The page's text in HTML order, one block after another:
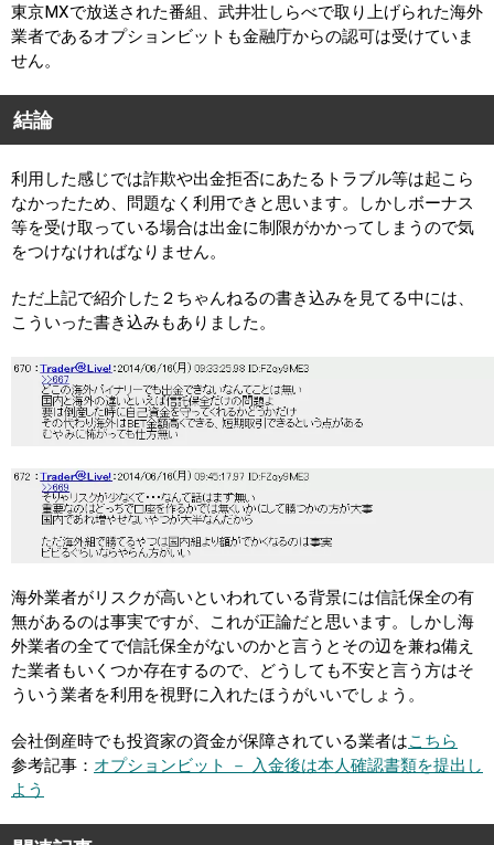
東京MXで放送された番組、武井壮しらべで取り上げられた海外
業者であるオプションビットも金融庁からの認可は受けていま
せん。
結論
利用した感じでは詐欺や出金拒否にあたるトラブル等は起こら
なかったため、問題なく利用できと思います。しかしボーナス
等を受け取っている場合は出金に制限がかかってしまうので気
をつけなければなりません。
ただ上記で紹介した２ちゃんねるの書き込みを見てる中には、
こういった書き込みもありました。
海外業者がリスクが高いといわれている背景には信託保全の有
無があるのは事実ですが、これが正論だと思います。しかし海
外業者の全てで信託保全がないのかと言うとその辺を兼ね備え
た業者もいくつか存在するので、どうしても不安と言う方はそ
ういう業者を利用を視野に入れたほうがいいでしょう。
会社倒産時でも投資家の資金が保障されている業者はこちら
参考記事： オプションビット － 入金後は本人確認書類を提出し
よう